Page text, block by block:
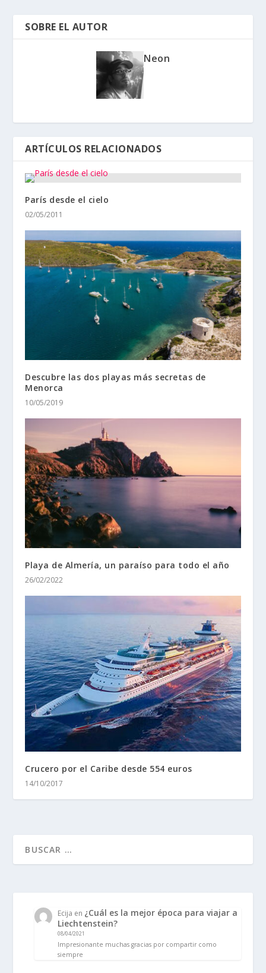
SOBRE EL AUTOR
Neon
ARTÍCULOS RELACIONADOS
París desde el cielo
02/05/2011
Descubre las dos playas más secretas de
Menorca
10/05/2019
Playa de Almería, un paraíso para todo el año
26/02/2022
Crucero por el Caribe desde 554 euros
14/10/2017
Ecija en ¿Cuál es la mejor época para viajar a
Liechtenstein?
08/04/2021
Impresionante muchas gracias por compartir como
siempre